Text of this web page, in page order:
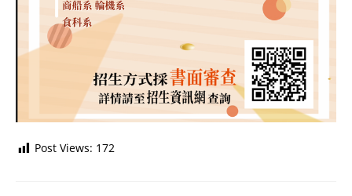
Post Views: 172